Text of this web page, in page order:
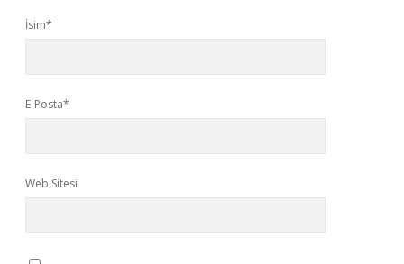
İsim*
E-Posta*
Web Sitesi